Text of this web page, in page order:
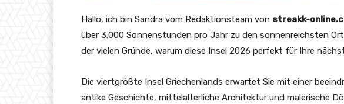
Hallo, ich bin Sandra vom Redaktionsteam von streakk-
über 3.000 Sonnenstunden pro Jahr zu den sonnenreichsten
der vielen Gründe, warum diese Insel 2026 perfekt für Ihre
Die viertgrößte Insel Griechenlands erwartet Sie mit einer
antike Geschichte, mittelalterliche Architektur und malerische